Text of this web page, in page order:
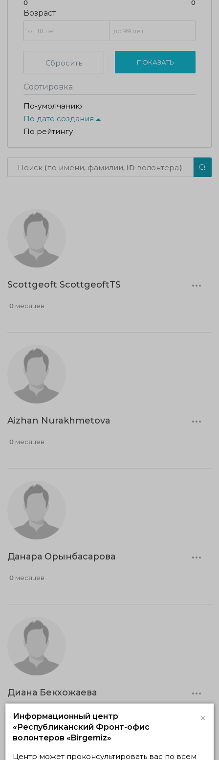
0 0
Возраст
Сбросить ПОКАЗАТЬ
Сортировка
По-умолчанию
По дате создания
По рейтингу
Scottgeoft ScottgeoftTS
0 месяцев
Aizhan Nurakhmetova
0 месяцев
Данара Орынбасарова
0 месяцев
Диана Бекхожаева
0 месяцев
Информационный центр
«Республиканский Фронт-офис
волонтеров «Birgemiz»
×
Центр может проконсультировать вас по всем